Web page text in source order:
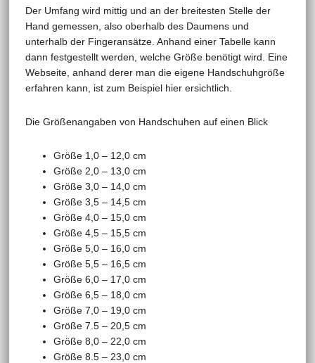
Der Umfang wird mittig und an der breitesten Stelle der
Hand gemessen, also oberhalb des Daumens und
unterhalb der Fingeransätze. Anhand einer Tabelle kann
dann festgestellt werden, welche Größe benötigt wird. Eine
Webseite, anhand derer man die eigene Handschuhgröße
erfahren kann, ist zum Beispiel hier ersichtlich.
Die Größenangaben von Handschuhen auf einen Blick
Größe 1,0 – 12,0 cm
Größe 2,0 – 13,0 cm
Größe 3,0 – 14,0 cm
Größe 3,5 – 14,5 cm
Größe 4,0 – 15,0 cm
Größe 4,5 – 15,5 cm
Größe 5,0 – 16,0 cm
Größe 5,5 – 16,5 cm
Größe 6,0 – 17,0 cm
Größe 6,5 – 18,0 cm
Größe 7,0 – 19,0 cm
Größe 7.5 – 20,5 cm
Größe 8,0 – 22,0 cm
Größe 8.5 – 23,0 cm